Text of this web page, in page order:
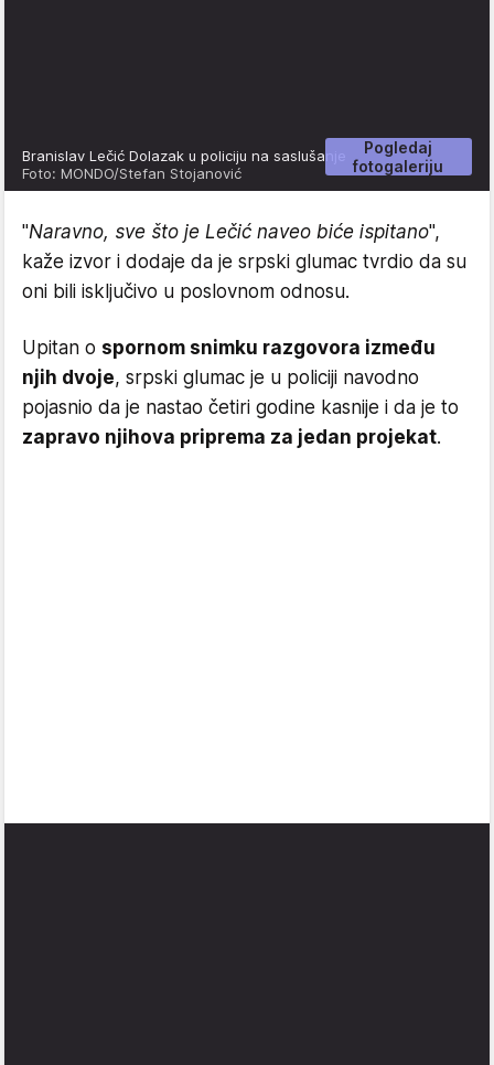
Pogledaj
fotogaleriju
Branislav Lečić Dolazak u policiju na saslušanje
Foto: MONDO/Stefan Stojanović
"Naravno, sve što je Lečić naveo biće ispitano",
kaže izvor i dodaje da je srpski glumac tvrdio da su
oni bili isključivo u poslovnom odnosu.
Upitan o spornom snimku razgovora između
njih dvoje, srpski glumac je u policiji navodno
pojasnio da je nastao četiri godine kasnije i da je to
zapravo njihova priprema za jedan projekat.